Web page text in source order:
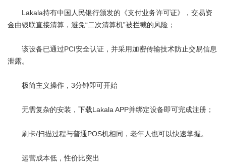
Lakala持有中国人民银行颁发的《支付业务许可证》，交易资
金由银联直接清算，避免“二次清算机”被拦截的风险；
该设备已通过PCI安全认证，并采用加密传输技术防止交易信息
泄露。
极简主义操作，3分钟即可开始
无需复杂的安装，下载Lakala APP并绑定设备即可完成注册；
刷卡/扫描过程与普通POS机相同，老年人也可以快速掌握。
运营成本低，性价比突出